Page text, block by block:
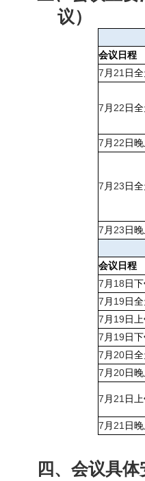
议）
会议日程
7 月 21 日
7 月 22 日
7 月 22 日
7 月 23 日
7 月 23 日
会议日程
7 月 18 日
7 月 19 日
7 月 19 日
7 月 19 日
7 月 20日全
7 月 20日晚
7 月 21 日
7 月 21 日
四、 会议具体